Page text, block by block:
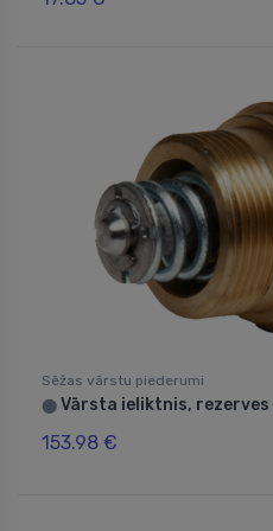
Sēžas vārstu piederumi
⬤ Vārsta ieliktnis, rezerves
153.98 €